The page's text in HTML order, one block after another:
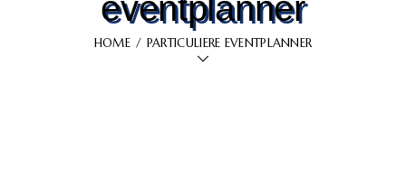
eventplanner
HOME PARTICULIERE EVENTPLANNER